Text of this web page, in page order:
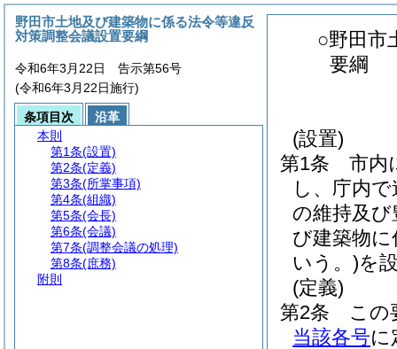
○野田市
要綱
(設置)
第1条
市内
し、庁内
の維持及
び建築物
いう。)を
(定義)
第2条
この
当該各号に
野田市土地及び建築物に係る法令等違反
対策調整会議設置要綱
令和6年3月22日 告示第56号
(令和6年3月22日施行)
条項目次
沿革
本則
第1条(設置)
第2条(定義)
第3条(所掌事項)
第4条(組織)
第5条(会長)
第6条(会議)
第7条(調整会議の処理)
第8条(庶務)
附則